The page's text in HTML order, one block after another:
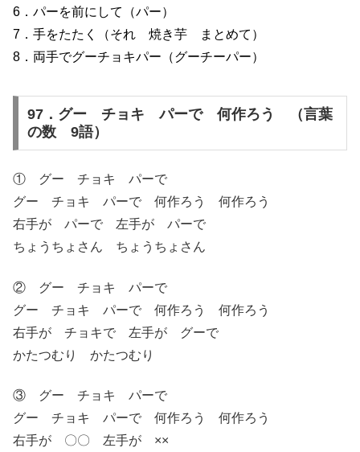
6．パーを前にして（パー）
7．手をたたく（それ 焼き芋 まとめて）
8．両手でグーチョキパー（グーチーパー）
97．グー チョキ パーで 何作ろう （言葉
の数 9語）
① グー チョキ パーで
グー チョキ パーで 何作ろう 何作ろう
右手が パーで 左手が パーで
ちょうちょさん ちょうちょさん
② グー チョキ パーで
グー チョキ パーで 何作ろう 何作ろう
右手が チョキで 左手が グーで
かたつむり かたつむり
③ グー チョキ パーで
グー チョキ パーで 何作ろう 何作ろう
右手が 〇〇 左手が ××